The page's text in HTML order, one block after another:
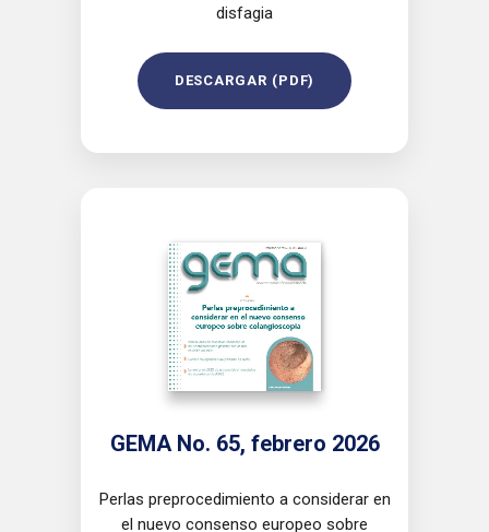
disfagia
DESCARGAR (PDF)
GEMA No. 65, febrero 2026
Perlas preprocedimiento a considerar en
el nuevo consenso europeo sobre